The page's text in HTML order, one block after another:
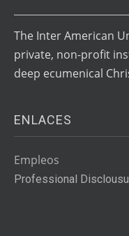
The Inter American
private, non-profit
deep ecumenical
ENLACES
Empleos
Professional